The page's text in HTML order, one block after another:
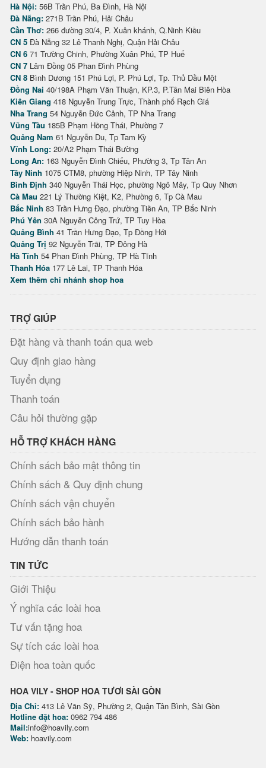
Hà Nội: 56B Trần Phú, Ba Đình, Hà Nội
Đà Nẵng: 271B Trần Phú, Hải Châu
Cần Thơ: 266 đường 30/4, P. Xuân khánh, Q.Ninh Kiều
CN 5 Đà Nẵng 32 Lê Thanh Nghị, Quận Hải Châu
CN 6 71 Trường Chinh, Phường Xuân Phú, TP Huế
CN 7 Lâm Đồng 05 Phan Đình Phùng
CN 8 Bình Dương 151 Phú Lợi, P. Phú Lợi, Tp. Thủ Dầu Một
Đồng Nai 40/198A Phạm Văn Thuận, KP.3, P.Tân Mai Biên Hòa
Kiên Giang 418 Nguyễn Trung Trực, Thành phố Rạch Giá
Nha Trang 54 Nguyễn Đức Cảnh, TP Nha Trang
Vũng Tàu 185B Phạm Hồng Thái, Phường 7
Quảng Nam 61 Nguyễn Du, Tp Tam Kỳ
Vĩnh Long: 20/A2 Phạm Thái Bường
Long An: 163 Nguyễn Đình Chiểu, Phường 3, Tp Tân An
Tây Ninh 1075 CTM8, phường Hiệp Ninh, TP Tây Ninh
Bình Định 340 Nguyễn Thái Học, phường Ngô Mây, Tp Quy Nhơn
Cà Mau 221 Lý Thường Kiệt, K2, Phường 6, Tp Cà Mau
Bắc Ninh 83 Trần Hưng Đạo, phường Tiền An, TP Bắc Ninh
Phú Yên 30A Nguyễn Công Trứ, TP Tuy Hòa
Quảng Bình 41 Trần Hưng Đạo, Tp Đồng Hới
Quảng Trị 92 Nguyễn Trãi, TP Đông Hà
Hà Tĩnh 54 Phan Đình Phùng, TP Hà Tĩnh
Thanh Hóa 177 Lê Lai, TP Thanh Hóa
Xem thêm chi nhánh shop hoa
TRỢ GIÚP
Đặt hàng và thanh toán qua web
Quy định giao hàng
Tuyển dụng
Thanh toán
Câu hỏi thường gặp
HỖ TRỢ KHÁCH HÀNG
Chính sách bảo mật thông tin
Chính sách & Quy định chung
Chính sách vận chuyển
Chính sách bảo hành
Hướng dẫn thanh toán
TIN TỨC
Giới Thiệu
Ý nghĩa các loài hoa
Tư vấn tặng hoa
Sự tích các loài hoa
Điện hoa toàn quốc
HOA VILY - SHOP HOA TƯƠI SÀI GÒN
Địa Chỉ: 413 Lê Văn Sỹ, Phường 2, Quận Tân Bình, Sài Gòn
Hotline đặt hoa: 0962 794 486
Mail:info@hoavily.com
Web: hoavily.com